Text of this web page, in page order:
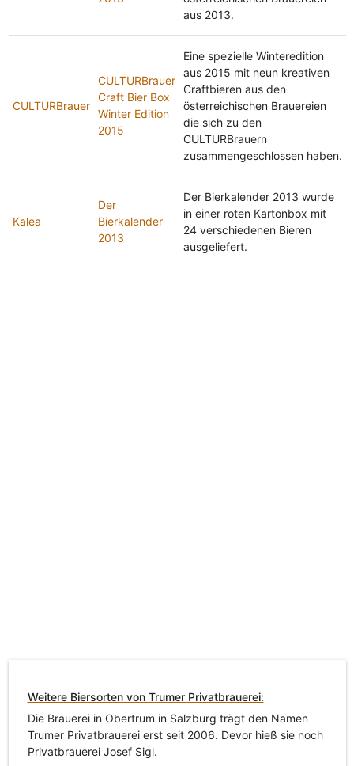
aus 2013.
CULTURBrauer
CULTURBrauer
Craft Bier Box
Winter Edition
2015
Eine spezielle Winteredition
aus 2015 mit neun kreativen
Craftbieren aus den
österreichischen Brauereien
die sich zu den
CULTURBrauern
zusammengeschlossen haben.
Kalea
Der
Bierkalender
2013
Der Bierkalender 2013 wurde
in einer roten Kartonbox mit
24 verschiedenen Bieren
ausgeliefert.
Weitere Biersorten von Trumer Privatbrauerei:
Die Brauerei in Obertrum in Salzburg trägt den Namen
Trumer Privatbrauerei erst seit 2006. Devor hieß sie noch
Privatbrauerei Josef Sigl.